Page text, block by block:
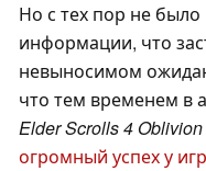
Но с тех пор не
информации, что
невыносимом
что тем временем в
Elder Scrolls 4
огромный успех у